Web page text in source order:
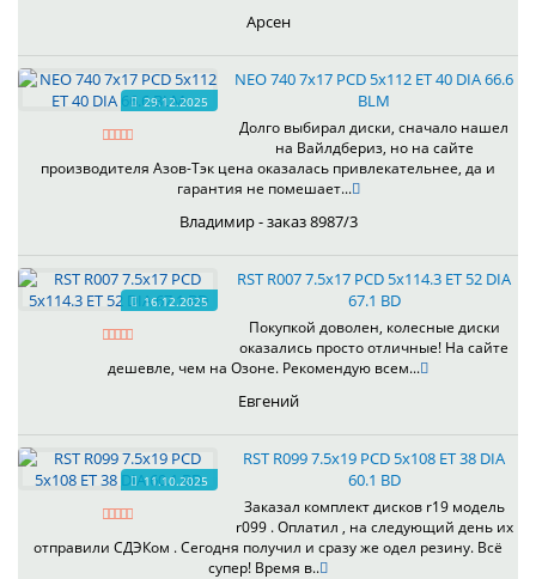
Арсен
29.12.2025
NEO 740 7x17 PCD 5x112 ET 40 DIA 66.6
BLM
Долго выбирал диски, сначало нашел
на Вайлдбериз, но на сайте
производителя Азов-Тэк цена оказалась привлекательнее, да и
гарантия не помешает...
Владимир - заказ 8987/3
16.12.2025
RST R007 7.5x17 PCD 5x114.3 ET 52 DIA
67.1 BD
Покупкой доволен, колесные диски
оказались просто отличные! На сайте
дешевле, чем на Озоне. Рекомендую всем...
Евгений
11.10.2025
RST R099 7.5x19 PCD 5x108 ET 38 DIA
60.1 BD
Заказал комплект дисков r19 модель
r099 . Оплатил , на следующий день их
отправили СДЭКом . Сегодня получил и сразу же одел резину. Всё
супер! Время в..